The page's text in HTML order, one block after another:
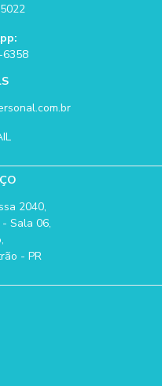
6358
2040,
Sala 06,
- PR